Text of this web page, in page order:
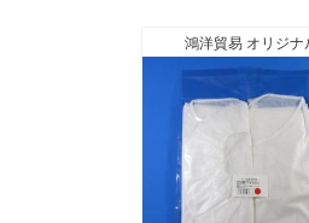
鴻洋貿易 オリジナ